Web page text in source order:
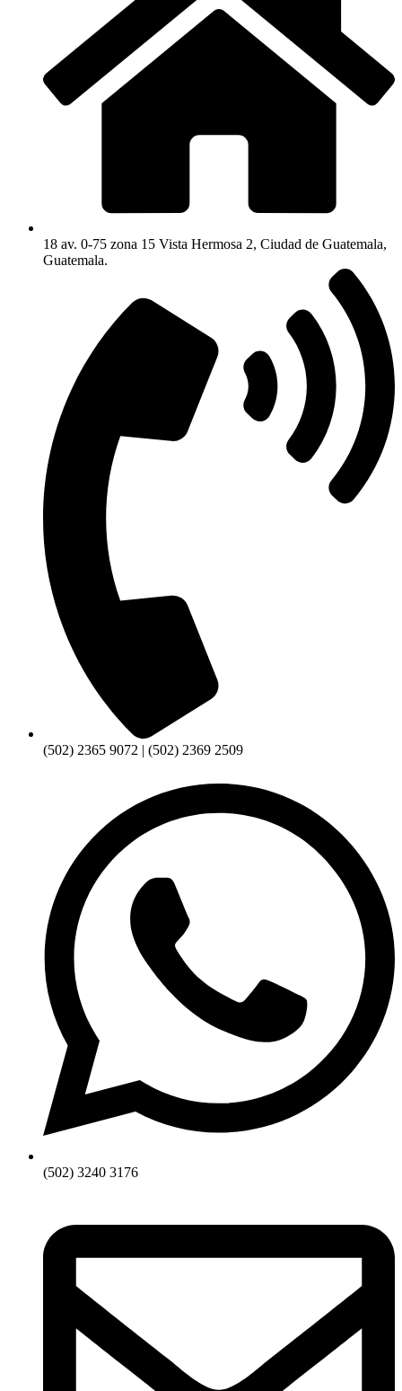
18 av. 0-75 zona 15 Vista Hermosa 2, Ciudad de Guatemala,
Guatemala.
(502) 2365 9072 | (502) 2369 2509
(502) 3240 3176